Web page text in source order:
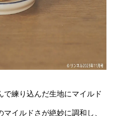
練り込んだ生地にマイルド
イルドさが絶妙に調和し、